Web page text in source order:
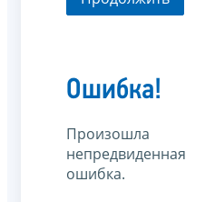
Ошибка!
Произошла
непредвиденная
ошибка.